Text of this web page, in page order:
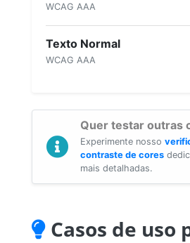
WCAG AAA
Texto Normal
WCAG AAA
Quer testar outras
Experimente nosso
contraste de cores
mais detalhadas.
Casos de uso